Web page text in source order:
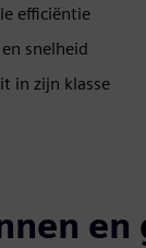
efficiëntie
snelheid
in zijn klasse